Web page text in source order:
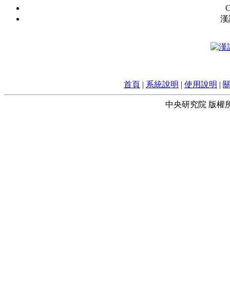
漢
首頁 | 系統說明 | 使用說明 |
中央研究院 版權